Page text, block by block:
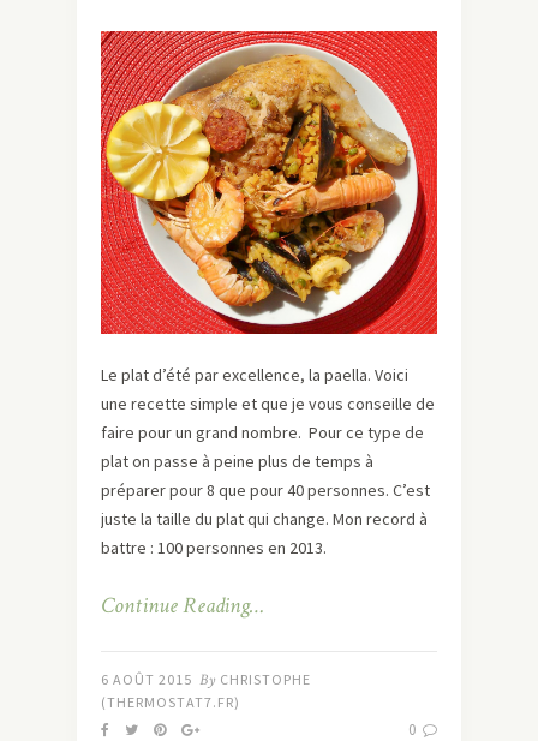
Le plat d’été par excellence, la paella. Voici
une recette simple et que je vous conseille de
faire pour un grand nombre. Pour ce type de
plat on passe à peine plus de temps à
préparer pour 8 que pour 40 personnes. C’est
juste la taille du plat qui change. Mon record à
battre : 100 personnes en 2013.
Continue Reading…
6 AOÛT 2015 By CHRISTOPHE
(THERMOSTAT7.FR)
0